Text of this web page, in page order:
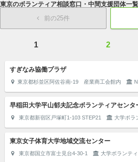
東京のボランティア相談窓口・中間支援団体一
前の25件
1 2
すぎなみ協働プラザ
東京都杉並区阿佐谷南-19 産業商工会館内
早稲田大学平山郁夫記念ボランティアセンタ
東京都新宿区戸塚町1-103 STEP21 大学ボラ
東京女子体育大学地域交流センター
東京都国立市富士見台4-30-1 大学ボランテ